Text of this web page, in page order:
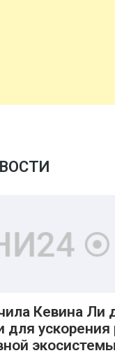
Кевина Ли
для ускорения
экосистемы